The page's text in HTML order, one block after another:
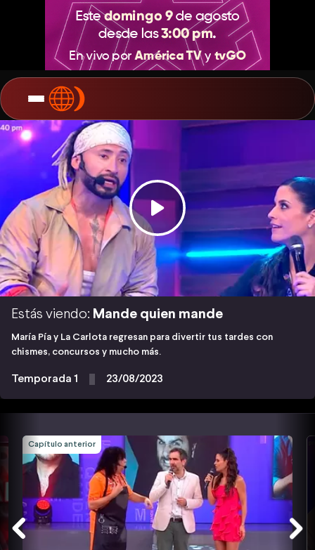
Estás viendo: Mande quien mande
María Pía y La Carlota regresan para divertir tus tardes con
chismes, concursos y mucho más.
Temporada 1 23/08/2023
Capítulo anterior